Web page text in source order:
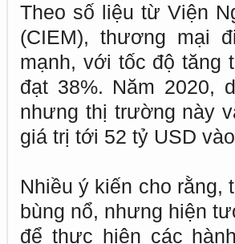
Theo số liệu từ Viện
(CIEM), thương mại
mạnh, với tốc độ tăng
đạt 38%. Năm 2020,
nhưng thị trường này
giá trị tới 52 tỷ USD
Nhiều ý kiến cho rằng,
bùng nổ, nhưng hiện
để thực hiện các